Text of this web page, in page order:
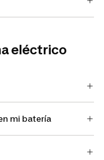
eléctrico
mi batería